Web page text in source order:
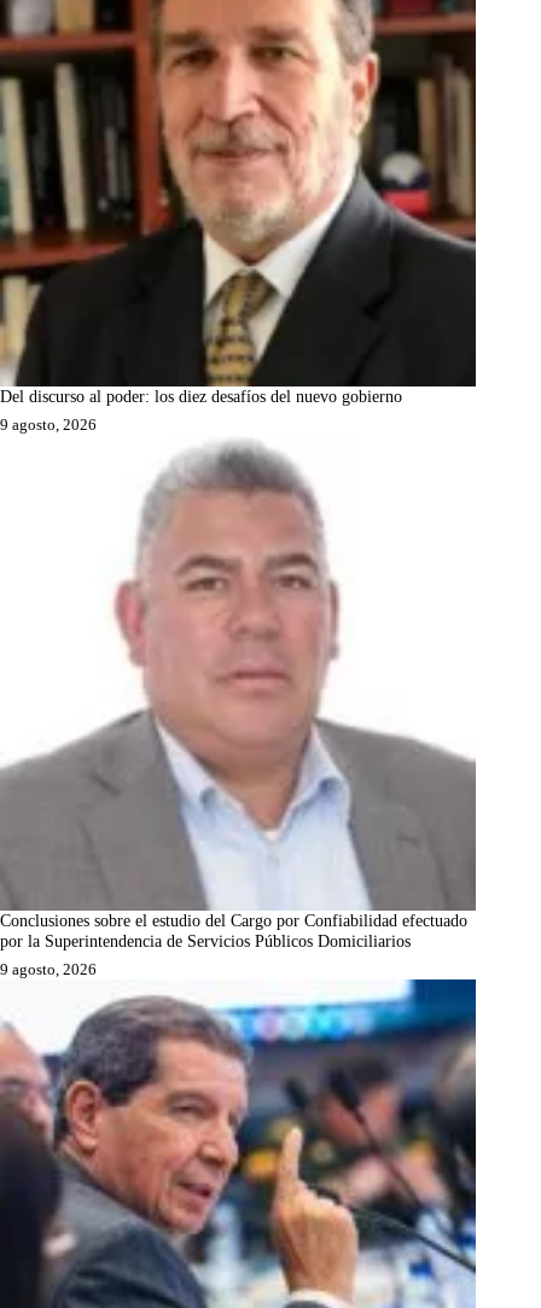
Del discurso al poder: los diez desafíos del nuevo gobierno
9 agosto, 2026
Conclusiones sobre el estudio del Cargo por Confiabilidad efectuado
por la Superintendencia de Servicios Públicos Domiciliarios
9 agosto, 2026